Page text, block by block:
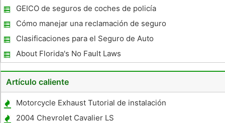
seguro de coche
GEICO de seguros de coches de policía
Informe Requisitos
Cómo manejar una reclamación de seguro
de coche después de un accidente
Clasificaciones para el Seguro de Auto
About Florida's No Fault Laws
Artículo caliente
Motorcycle Exhaust Tutorial de instalación
2004 Chevrolet Cavalier LS